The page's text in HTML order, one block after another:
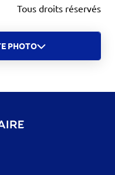
Tous droits réservés
PHOTO